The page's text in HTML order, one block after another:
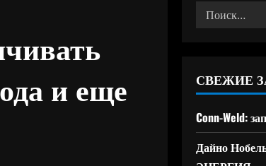
и еще
Найти:
СВЕЖИЕ
Conn-Weld:
Дайно